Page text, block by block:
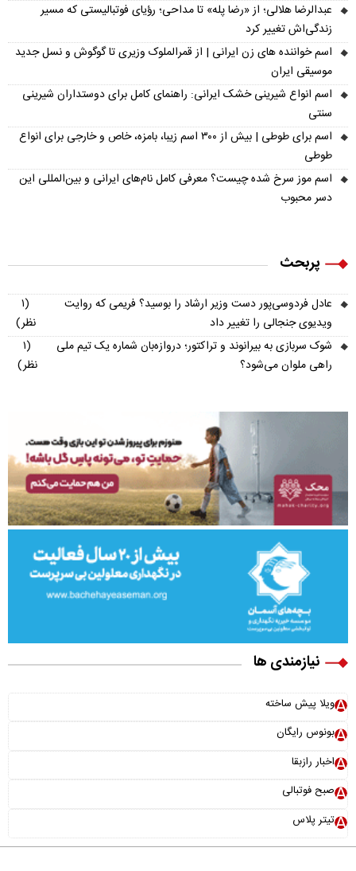
عبدالرضا هلالی؛ از «رضا پله» تا مداحی؛ رؤیای فوتبالیستی که مسیر
زندگی‌اش تغییر کرد
اسم خواننده های زن ایرانی | از قمرالملوک وزیری تا گوگوش و نسل جدید
موسیقی ایران
اسم انواع شیرینی خشک ایرانی: راهنمای کامل برای دوستداران شیرینی
سنتی
اسم برای طوطی | بیش از ۳۰۰ اسم زیبا، بامزه، خاص و خارجی برای انواع
طوطی
اسم موز سرخ شده چیست؟ معرفی کامل نام‌های ایرانی و بین‌المللی این
دسر محبوب
پربحث
عادل فردوسی‌پور دست وزیر ارشاد را بوسید؟ فریمی که روایت
ویدیوی جنجالی را تغییر داد
(۱
نظر)
شوک سربازی به بیرانوند و تراکتور؛ دروازه‌بان شماره یک تیم ملی
راهی ملوان می‌شود؟
(۱
نظر)
نیازمندی ها
ویلا پیش ساخته
بونوس رایگان
اخبار رازبقا
صبح فوتبالی
تیتر پلاس